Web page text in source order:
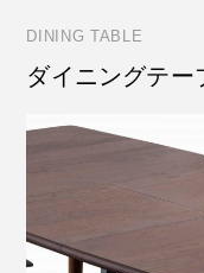
DINING TABLE
ダイニングテー